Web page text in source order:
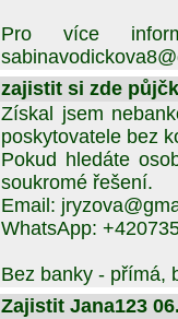
Pro více
zajistit si zde
Získal jsem
poskytovatele bez
Pokud hledáte
soukromé řešení.
Email:
WhatsApp:
Bez banky - přímá,
Zajistit Jana123